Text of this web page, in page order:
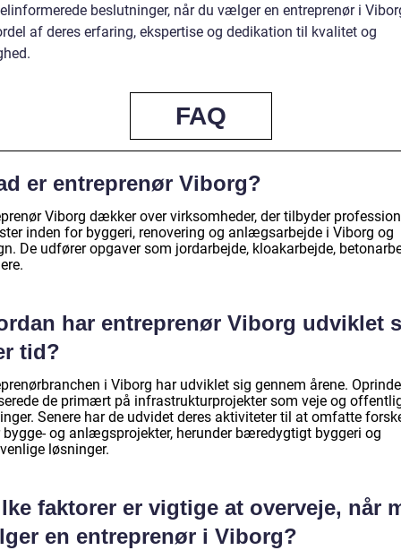
beslutninger, når du vælger en entreprenør i
af deres erfaring, ekspertise og dedikation til kvalitet og
FAQ
er entreprenør Viborg?
Viborg dækker over virksomheder, der tilbyder
inden for byggeri, renovering og anlægsarbejde i Viborg og
De udfører opgaver som jordarbejde, kloakarbejde,
har entreprenør Viborg udviklet
tid?
i Viborg har udviklet sig gennem årene.
de primært på infrastrukturprojekter som veje og
Senere har de udvidet deres aktiviteter til at omfatte
bygge- og anlægsprojekter, herunder bæredygtigt byggeri og
løsninger.
faktorer er vigtige at overveje, når
en entreprenør i Viborg?